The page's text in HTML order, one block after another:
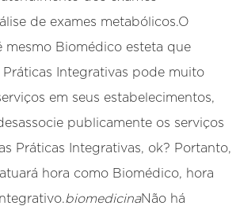
de exames metabólicos.O
mesmo Biomédico esteta que
Práticas Integrativas pode muito
em seus estabelecimentos,
publicamente os serviços
Práticas Integrativas, ok? Portanto,
hora como Biomédico, hora
biomedicinaNão há